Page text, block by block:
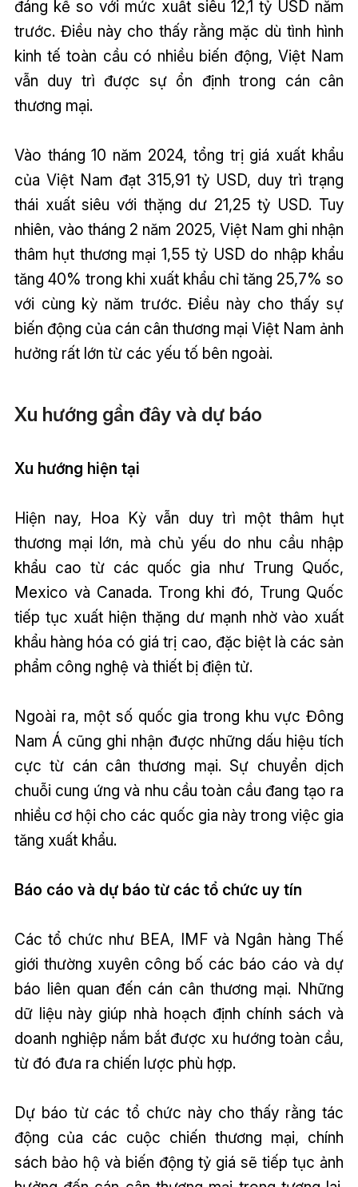
đáng kể so với mức xuất siêu 12,1 tỷ USD năm
trước. Điều này cho thấy rằng mặc dù tình hình
kinh tế toàn cầu có nhiều biến động, Việt Nam
vẫn duy trì được sự ổn định trong cán cân
thương mại.
Vào tháng 10 năm 2024, tổng trị giá xuất khẩu
của Việt Nam đạt 315,91 tỷ USD, duy trì trạng
thái xuất siêu với thặng dư 21,25 tỷ USD. Tuy
nhiên, vào tháng 2 năm 2025, Việt Nam ghi nhận
thâm hụt thương mại 1,55 tỷ USD do nhập khẩu
tăng 40% trong khi xuất khẩu chỉ tăng 25,7% so
với cùng kỳ năm trước. Điều này cho thấy sự
biến động của cán cân thương mại Việt Nam ảnh
hưởng rất lớn từ các yếu tố bên ngoài.
Xu hướng gần đây và dự báo
Xu hướng hiện tại
Hiện nay, Hoa Kỳ vẫn duy trì một thâm hụt
thương mại lớn, mà chủ yếu do nhu cầu nhập
khẩu cao từ các quốc gia như Trung Quốc,
Mexico và Canada. Trong khi đó, Trung Quốc
tiếp tục xuất hiện thặng dư mạnh nhờ vào xuất
khẩu hàng hóa có giá trị cao, đặc biệt là các sản
phẩm công nghệ và thiết bị điện tử.
Ngoài ra, một số quốc gia trong khu vực Đông
Nam Á cũng ghi nhận được những dấu hiệu tích
cực từ cán cân thương mại. Sự chuyển dịch
chuỗi cung ứng và nhu cầu toàn cầu đang tạo ra
nhiều cơ hội cho các quốc gia này trong việc gia
tăng xuất khẩu.
Báo cáo và dự báo từ các tổ chức uy tín
Các tổ chức như BEA, IMF và Ngân hàng Thế
giới thường xuyên công bố các báo cáo và dự
báo liên quan đến cán cân thương mại. Những
dữ liệu này giúp nhà hoạch định chính sách và
doanh nghiệp nắm bắt được xu hướng toàn cầu,
từ đó đưa ra chiến lược phù hợp.
Dự báo từ các tổ chức này cho thấy rằng tác
động của các cuộc chiến thương mại, chính
sách bảo hộ và biến động tỷ giá sẽ tiếp tục ảnh